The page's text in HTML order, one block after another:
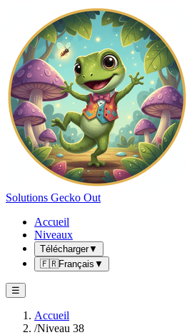
Solutions Gecko Out
Accueil
Niveaux
Télécharger▼
🇫🇷Français ▼
☰
Accueil
/Niveau 38